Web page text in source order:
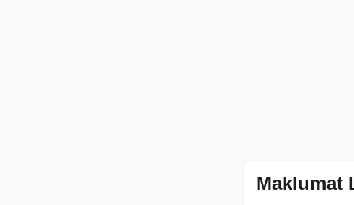
Maklumat